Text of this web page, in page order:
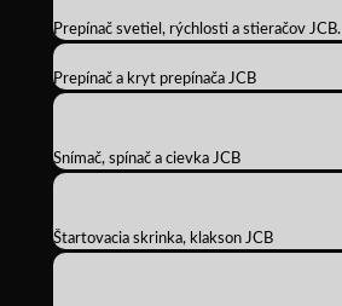
Prepínač svetiel, rýchlosti a stieračov JCB.
Prepínač a kryt prepínača JCB
Snímač, spínač a cievka JCB
Štartovacia skrinka, klakson JCB